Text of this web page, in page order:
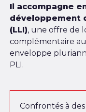
Il accompagne
développement
(LLI), une offre de
complémentaire
enveloppe
PLI.
Confrontés à